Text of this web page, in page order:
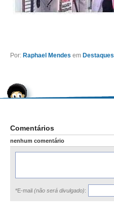
Por: Raphael Mendes em Destaques
Comentários
nenhum comentário
*E-mail (não será divulgado):